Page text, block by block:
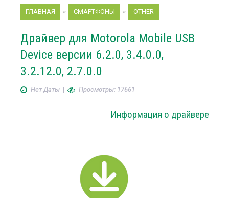
ГЛАВНАЯ » СМАРТФОНЫ » OTHER
Драйвер для Motorola Mobile USB
Device версии 6.2.0, 3.4.0.0,
3.2.12.0, 2.7.0.0
Нет Даты| Просмотры: 17661
Информация о драйвере